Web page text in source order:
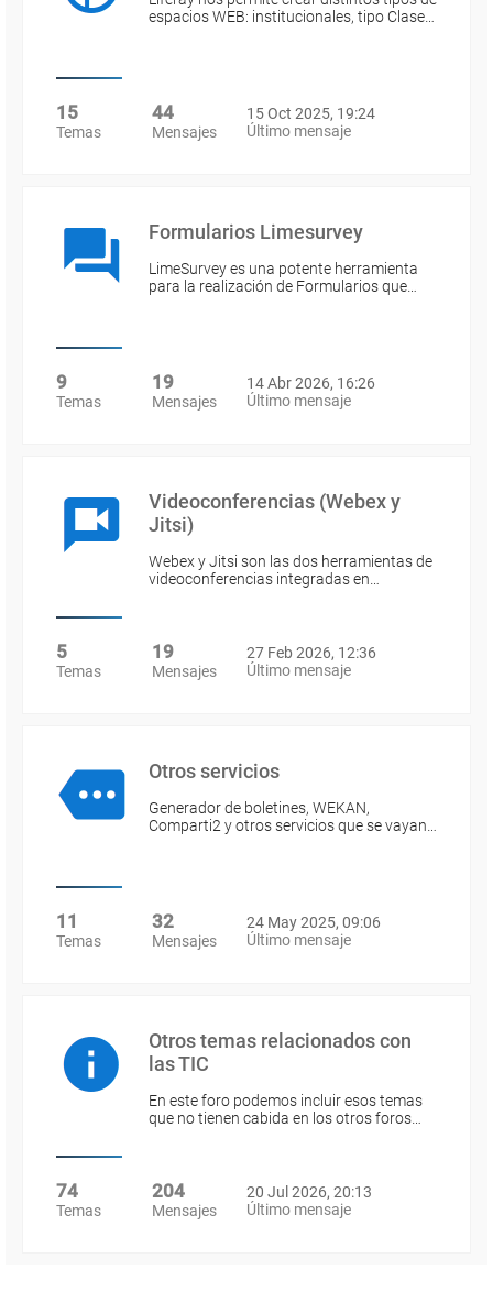
espacios WEB: institucionales, tipo Clase…
15
Temas
44
Mensajes
15 Oct 2025, 19:24
Último mensaje
Formularios Limesurvey
LimeSurvey es una potente herramienta
para la realización de Formularios que…
9
Temas
19
Mensajes
14 Abr 2026, 16:26
Último mensaje
Videoconferencias (Webex y
Jitsi)
Webex y Jitsi son las dos herramientas de
videoconferencias integradas en…
5
Temas
19
Mensajes
27 Feb 2026, 12:36
Último mensaje
Otros servicios
Generador de boletines, WEKAN,
Comparti2 y otros servicios que se vayan…
11
Temas
32
Mensajes
24 May 2025, 09:06
Último mensaje
Otros temas relacionados con
las TIC
En este foro podemos incluir esos temas
que no tienen cabida en los otros foros…
74
Temas
204
Mensajes
20 Jul 2026, 20:13
Último mensaje